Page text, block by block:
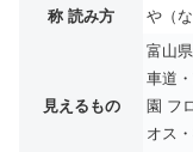
称 読み方
や（
見えるもの
富山
車道
園 フ
オス